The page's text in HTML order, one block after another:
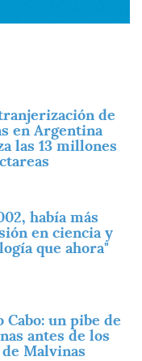
de
en Argentina
las 13 millones
había más
en ciencia y
que ahora"
Cabo: un pibe de
antes de los
Malvinas